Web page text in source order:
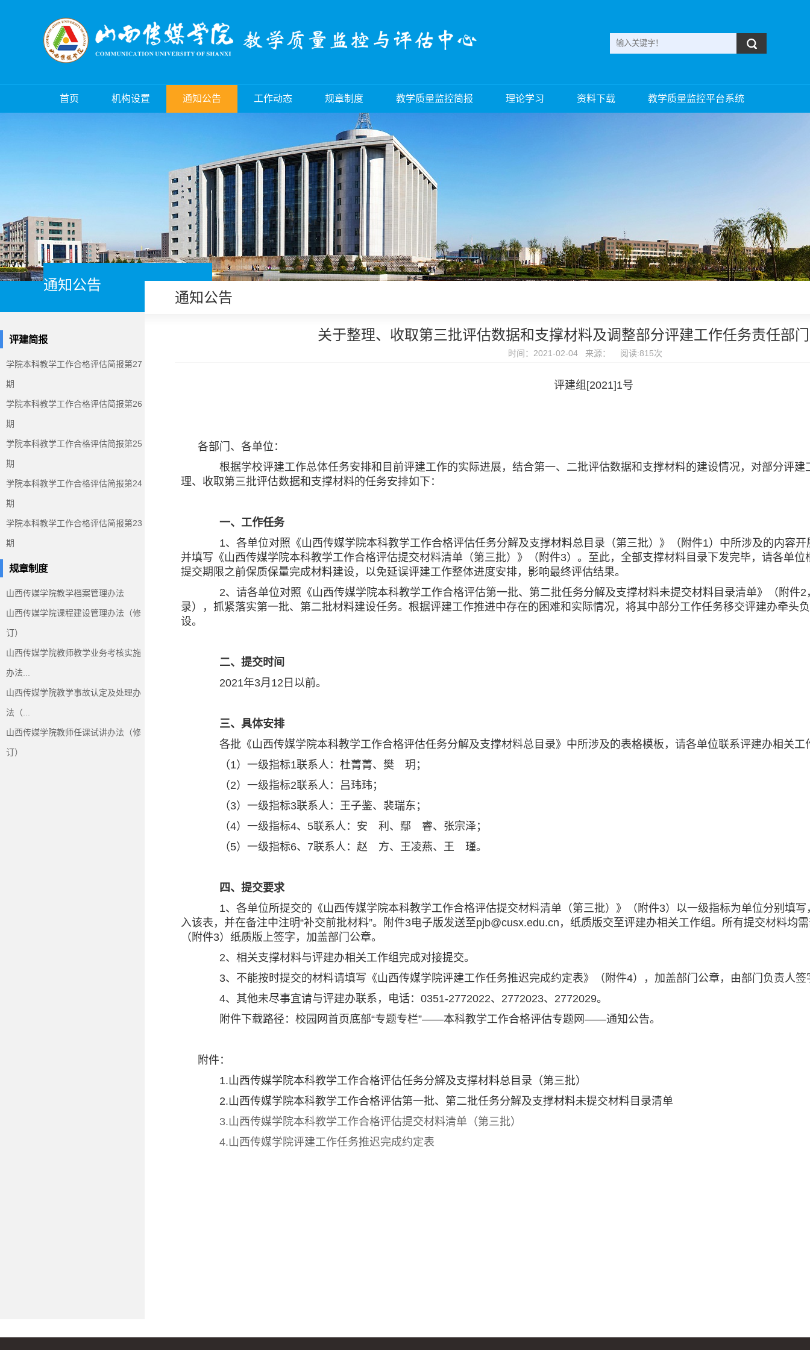
首页 机构设置 通知公告 工作动态 规章制度 教学质量监控简报 理论学习 资料下载 教学质量监控平台系统
通知公告
评建简报
学院本科教学工作合格评估简报第27
期
学院本科教学工作合格评估简报第26
期
学院本科教学工作合格评估简报第25
期
学院本科教学工作合格评估简报第24
期
学院本科教学工作合格评估简报第23
期
规章制度
山西传媒学院教学档案管理办法
山西传媒学院课程建设管理办法（修
订）
山西传媒学院教师教学业务考核实施
办法...
山西传媒学院教学事故认定及处理办
法（...
山西传媒学院教师任课试讲办法（修
订）
通知公告
关于整理、收取第三批评估数据和支撑材料及调整部分评建工作任务责任部
时间：2021-02-04 来源： 阅读:815次
评建组[2021]1号
各部门、各单位：
根据学校评建工作总体任务安排和目前评建工作的实际进展，结合第一、二批评估数据和支撑材料的建设情况，对部分评建
理、收取第三批评估数据和支撑材料的任务安排如下：
一、工作任务
1、各单位对照《山西传媒学院本科教学工作合格评估任务分解及支撑材料总目录（第三批）》（附件1）中所涉及的内容开
并填写《山西传媒学院本科教学工作合格评估提交材料清单（第三批）》（附件3）。至此，全部支撑材料目录下发完毕，请各单
提交期限之前保质保量完成材料建设，以免延误评建工作整体进度安排，影响最终评估结果。
2、请各单位对照《山西传媒学院本科教学工作合格评估第一批、第二批任务分解及支撑材料未提交材料目录清单》（附件2
录），抓紧落实第一批、第二批材料建设任务。根据评建工作推进中存在的困难和实际情况，将其中部分工作任务移交评建办牵头
设。
二、提交时间
2021年3月12日以前。
三、具体安排
各批《山西传媒学院本科教学工作合格评估任务分解及支撑材料总目录》中所涉及的表格模板，请各单位联系评建办相关工
（1）一级指标1联系人：杜菁菁、樊 玥；
（2）一级指标2联系人：吕玮玮；
（3）一级指标3联系人：王子鉴、裴瑞东；
（4）一级指标4、5联系人：安 利、鄢 睿、张宗泽；
（5）一级指标6、7联系人：赵 方、王凌燕、王 瑾。
四、提交要求
1、各单位所提交的《山西传媒学院本科教学工作合格评估提交材料清单（第三批）》（附件3）以一级指标为单位分别填写
入该表，并在备注中注明“补交前批材料”。附件3电子版发送至pjb@cusx.edu.cn，纸质版交至评建办相关工作组。所有提交材料均
（附件3）纸质版上签字，加盖部门公章。
2、相关支撑材料与评建办相关工作组完成对接提交。
3、不能按时提交的材料请填写《山西传媒学院评建工作任务推迟完成约定表》（附件4），加盖部门公章，由部门负责人签
4、其他未尽事宜请与评建办联系，电话：0351-2772022、2772023、2772029。
附件下载路径：校园网首页底部“专题专栏”——本科教学工作合格评估专题网——通知公告。
附件：
1.山西传媒学院本科教学工作合格评估任务分解及支撑材料总目录（第三批）
2.山西传媒学院本科教学工作合格评估第一批、第二批任务分解及支撑材料未提交材料目录清单
3.山西传媒学院本科教学工作合格评估提交材料清单（第三批）
4.山西传媒学院评建工作任务推迟完成约定表